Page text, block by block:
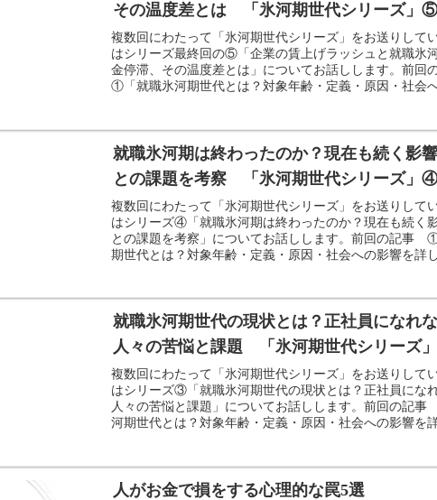
その温度差とは 「氷河期世代シリーズ」
複数回にわたって「氷河期世代シリーズ」をお送りして
はシリーズ最終回の⑤「企業の賃上げラッシュと就職氷
金停滞、その温度差とは」についてお話しします。前回
①「就職氷河期世代とは？対象年齢・定義・原因・社会
就職氷河期は終わったのか？現在も続く影
との課題を考察 「氷河期世代シリーズ」
複数回にわたって「氷河期世代シリーズ」をお送りして
はシリーズ④「就職氷河期は終わったのか？現在も続く
との課題を考察」についてお話しします。前回の記事
期世代とは？対象年齢・定義・原因・社会への影響を詳し
就職氷河期世代の現状とは？正社員になれ
人々の苦悩と課題 「氷河期世代シリーズ
複数回にわたって「氷河期世代シリーズ」をお送りして
はシリーズ③「就職氷河期世代の現状とは？正社員にな
人々の苦悩と課題」についてお話しします。前回の記
河期世代とは？対象年齢・定義・原因・社会への影響を
人がお金で損をする心理的な罠5選